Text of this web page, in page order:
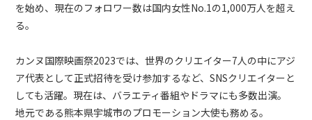
を始め、現在のフォロワー数は国内女性No.1の1,000万人を超え
る。
カンヌ国際映画祭2023では、世界のクリエイター7人の中にアジ
ア代表として正式招待を受け参加するなど、SNSクリエイターと
しても活躍。現在は、バラエティ番組やドラマにも多数出演。
地元である熊本県宇城市のプロモーション大使も務める。